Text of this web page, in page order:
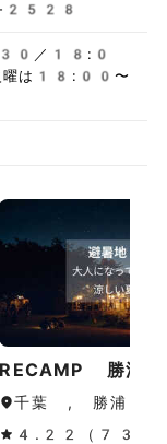
2528
／18:0
は18:00〜
RECAMP 勝浦
千葉 , 勝浦・鴨
4.22（733件